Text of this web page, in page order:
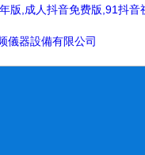
版,成人抖音免费版,91抖音